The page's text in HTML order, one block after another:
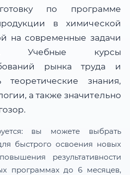
по программе
в химической
на современные задачи
Учебные курсы
рынка труда и
теоретические знания,
а также значительно
вы можете выбрать
быстрого освоения новых
результативности
программах до 6 месяцев,